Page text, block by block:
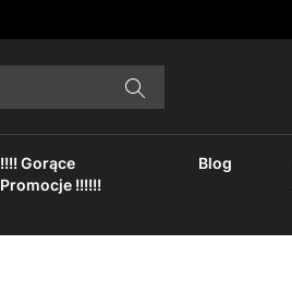
!!!! Gorące
Promocje !!!!!!
Blog